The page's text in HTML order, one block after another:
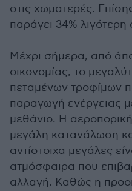
στις χωματερές.
παράγει 34% λιγότερη
Μέχρι σήμερα, από
οικονομίας, το
πεταμένων τροφίμων
παραγωγή ενέργειας
μεθάνιο. Η
μεγάλη κατανάλωση
αντίστοιχα μεγάλες
ατμόσφαιρα που
αλλαγή. Καθώς η